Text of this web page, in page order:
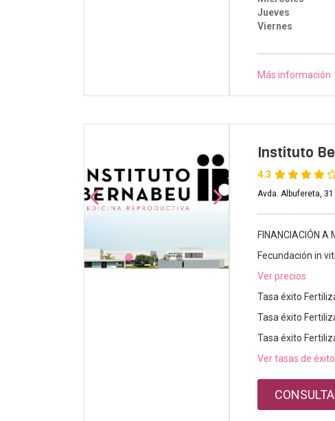
Jueves
Viernes
Más información
Instituto
4.3
Avda. Albufereta,
FINANCIACIÓN A
Fecundación in
Ver precios
Tasa éxito
Tasa éxito
Tasa éxito
Ver tasas de éxito